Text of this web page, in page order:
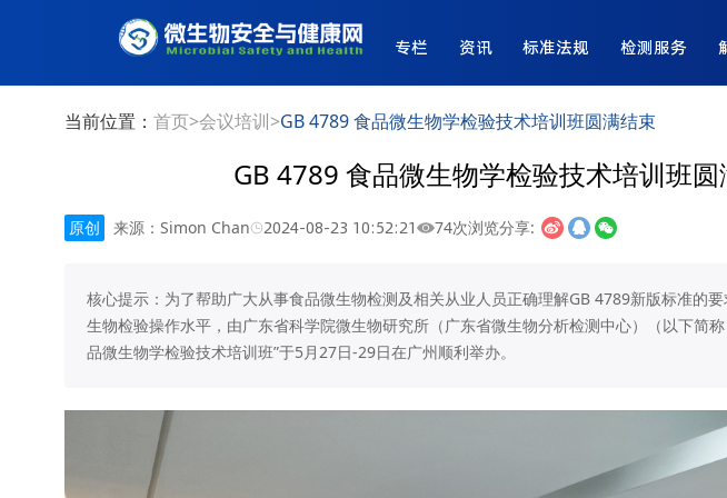
专栏 资讯 标准法规 检测服务
当前位置： 首页>会议培训>GB 4789 食品微生物学检验技术培训班圆满结束
GB 4789 食品微生物学检验技术培训班圆
原创 来源：Simon Chan 2024-08-23 10:52:21 74次浏览分享:
核心提示：为了帮助广大从事食品微生物检测及相关从业人员正确理解GB 4789新版标准的
生物检验操作水平，由广东省科学院微生物研究所（广东省微生物分析检测中心）（以下简
品微生物学检验技术培训班”于5月27日-29日在广州顺利举办。